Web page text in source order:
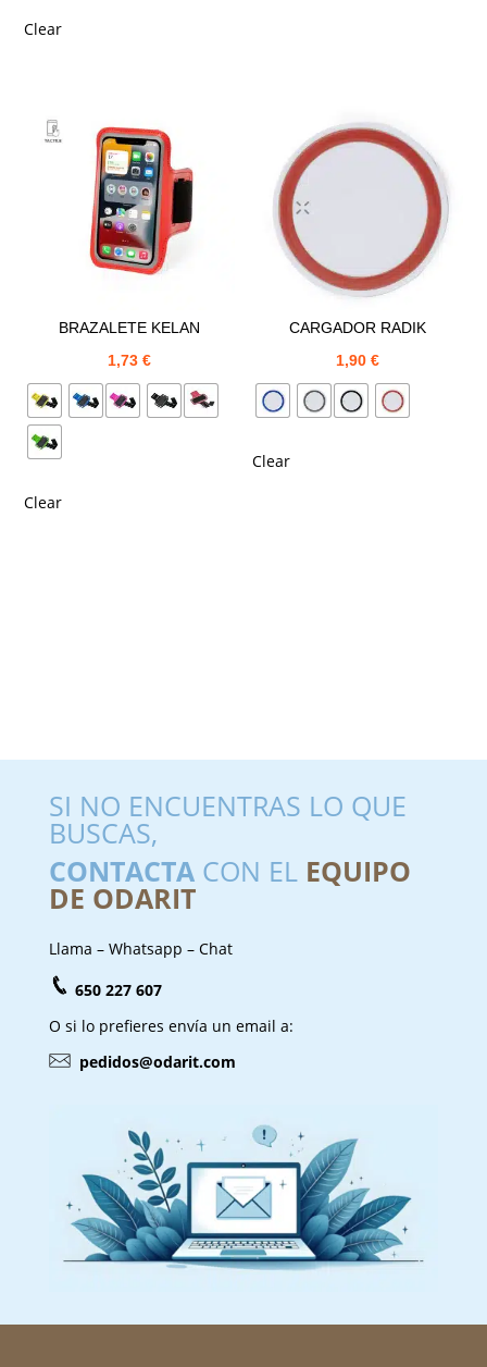
Clear
BRAZALETE KELAN
1,73€
Clear
CARGADOR RADIK
1,90 €
Clear
SI NO ENCUENTRAS LO QUE
BUSCAS,
CONTACTACON EL EQUIPO
DE ODARIT
Llama – Whatsapp – Chat
650 227 607
O si lo prefieres envía un email a:
pedidos@odarit.com